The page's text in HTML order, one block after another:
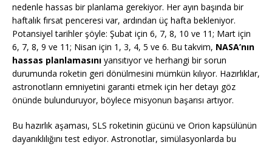
nedenle hassas bir planlama gerekiyor. Her ayın başında bir
haftalık fırsat penceresi var, ardından üç hafta bekleniyor.
Potansiyel tarihler şöyle: Şubat için 6, 7, 8, 10 ve 11; Mart için
6, 7, 8, 9 ve 11; Nisan için 1, 3, 4, 5 ve 6. Bu takvim, NASA’nın
hassas planlamasını yansıtıyor ve herhangi bir sorun
durumunda roketin geri dönülmesini mümkün kılıyor. Hazırlıklar,
astronotların emniyetini garanti etmek için her detayı göz
önünde bulunduruyor, böylece misyonun başarısı artıyor.
Bu hazırlık aşaması, SLS roketinin gücünü ve Orion kapsülünün
dayanıklılığını test ediyor. Astronotlar, simülasyonlarda bu